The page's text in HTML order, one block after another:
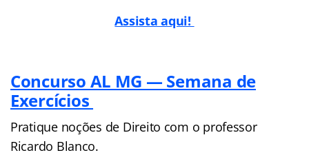
Assista aqui!
Concurso AL MG — Semana de
Exercícios
Pratique noções de Direito com o professor
Ricardo Blanco.